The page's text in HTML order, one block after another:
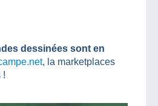
dessinées sont en
, la marketplaces
!